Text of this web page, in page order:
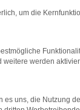
das Laden
zu
um die
weitere werden
es uns, die Nutzung